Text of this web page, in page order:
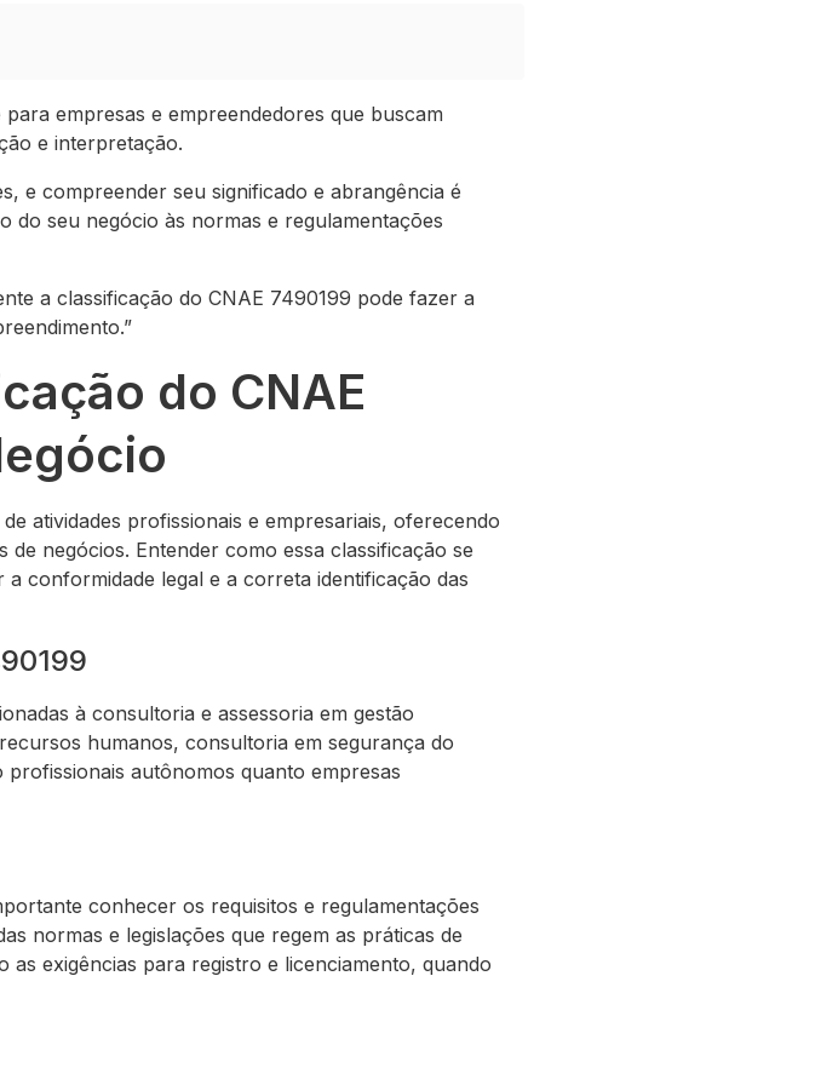
empresas e empreendedores que buscam
e interpretação.
e compreender seu significado e abrangência é
do seu negócio às normas e regulamentações
a classificação do CNAE 7490199 pode fazer a
do CNAE
atividades profissionais e empresariais, oferecendo
negócios. Entender como essa classificação se
conformidade legal e a correta identificação das
à consultoria e assessoria em gestão
humanos, consultoria em segurança do
autônomos quanto empresas
conhecer os requisitos e regulamentações
normas e legislações que regem as práticas de
exigências para registro e licenciamento, quando